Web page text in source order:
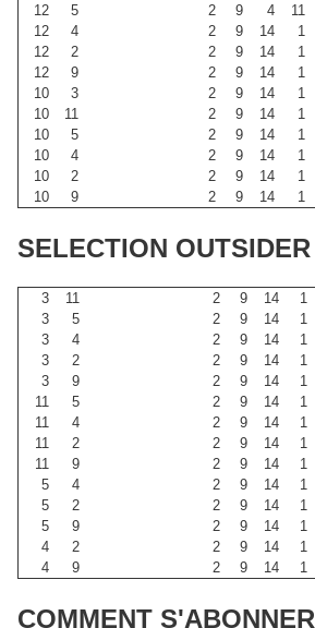
12
5 2 9 4 11
12
4 2 9 14 1
12
2 2 9 14 1
12
9 2 9 14 1
10
3 2 9 14 1
10
11 2 9 14 1
10
5 2 9 14 1
10
4 2 9 14 1
10
2 2 9 14 1
10
9 2 9 14 1
SELECTION OUTSIDER
3 11 2 9 14 1
3
5 2 9 14 1
3
4 2 9 14 1
3
2 2 9 14 1
3
9 2 9 14 1
11
5 2 9 14 1
11
4 2 9 14 1
11
2 2 9 14 1
11
9 2 9 14 1
5
4 2 9 14 1
5
2 2 9 14 1
5
9 2 9 14 1
4
2 2 9 14 1
4
9 2 9 14 1
COMMENT S'ABONNER